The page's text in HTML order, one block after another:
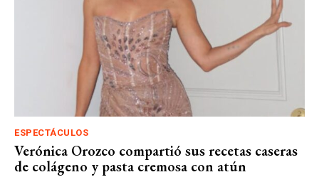
ESPECTÁCULOS
Verónica Orozco compartió sus recetas caseras
de colágeno y pasta cremosa con atún